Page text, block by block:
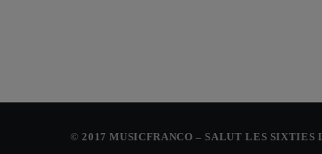
© 2017 MUSICFRANCO – SALUT LES SIXTIES